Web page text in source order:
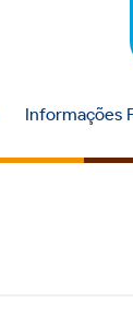
Informações